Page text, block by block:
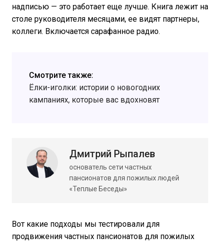
надписью — это работает еще лучше. Книга лежит на
столе руководителя месяцами, ее видят партнеры,
коллеги. Включается сарафанное радио.
Смотрите также:
Ёлки-иголки: истории о новогодних
кампаниях, которые вас вдохновят
Дмитрий Рыпалев
основатель сети частных
пансионатов для пожилых людей
«Теплые Беседы»
Вот какие подходы мы тестировали для
продвижения частных пансионатов для пожилых